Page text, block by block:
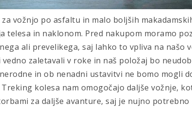
vožnjo po asfaltu in malo boljših
telesa in naklonom. Pred nakupom moramo
ali prevelikega, saj lahko to vpliva na našo
zaletavali v roke in naš položaj bo
in ob nenadni ustavitvi ne bomo mogli
kolesa nam omogočajo daljše vožnje,
za daljše avanture, saj je nujno potrebno